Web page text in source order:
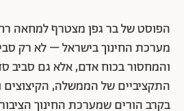
הפוסט של בר גפן מצטרף למחאה
מערכת החינוך בישראל – לא רק
והמחסור בכוח אדם, אלא גם סביב
התקציביים של הממשלה,
בקרב הורים שמערכת החינוך